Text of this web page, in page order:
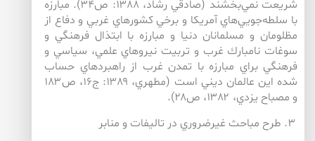
شريعت نمي‌بخشند (صادقي رشاد، ۱۳۸۸: ص۳۴). مبارزه
با سلطه‌جويي‌هاي آمريكا و برخي كشورهاي غربي و دفاع از
مظلومان و مسلمانان دنيا و مبارزه با ابتذال فرهنگي و
سوغات نامبارك غرب و تربيت نيروهاي علمي، سياسي و
فرهنگي براي مبارزه با تمدن غرب از راهبردهاي حساب
شده اين عالمان ديني است (مطهري، ۱۳۸۹: ج۱۶، ص۱۸۳
و مصباح يزدي، ۱۳۸۲، ص۲۸).
۳. طرح مباحث غيرضروري در تاليفات و منابر